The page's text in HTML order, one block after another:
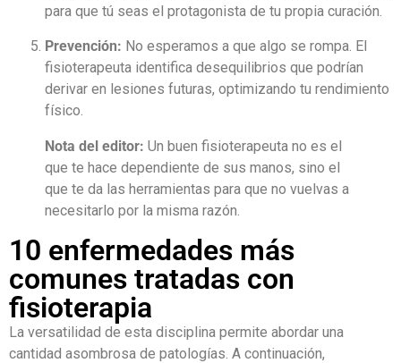
para que tú seas el protagonista de tu propia curación.
Prevención: No esperamos a que algo se rompa. El
fisioterapeuta identifica desequilibrios que podrían
derivar en lesiones futuras, optimizando tu rendimiento
físico.
Nota del editor: Un buen fisioterapeuta no es el
que te hace dependiente de sus manos, sino el
que te da las herramientas para que no vuelvas a
necesitarlo por la misma razón.
10 enfermedades más
comunes tratadas con
fisioterapia
La versatilidad de esta disciplina permite abordar una
cantidad asombrosa de patologías. A continuación,